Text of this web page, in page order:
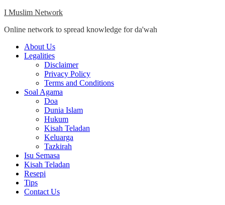
Skip
content
I Muslim Network
Online network to spread knowledge for da'wah
Close
Menu
About Us
Legalities
Disclaimer
Privacy Policy
Terms and Conditions
Soal Agama
Doa
Dunia Islam
Hukum
Kisah Teladan
Keluarga
Tazkirah
Isu Semasa
Kisah Teladan
Resepi
Tips
Contact Us